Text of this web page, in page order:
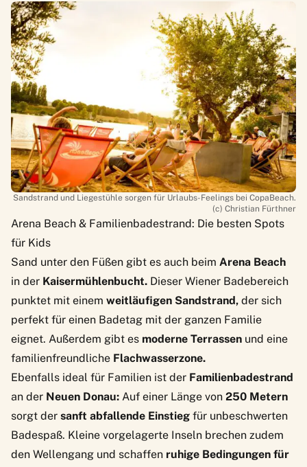
Sandstrand und Liegestühle sorgen für Urlaubs-Feelings bei CopaBeach.
(c) Christian Fürthner
Arena Beach & Familienbadestrand: Die besten Spots
für Kids
Sand unter den Füßen gibt es auch beim Arena Beach
in der Kaisermühlenbucht. Dieser Wiener Badebereich
punktet mit einem weitläufigen Sandstrand, der sich
perfekt für einen Badetag mit der ganzen Familie
eignet. Außerdem gibt es moderne Terrassen und eine
familienfreundliche Flachwasserzone.
Ebenfalls ideal für Familien ist der Familienbadestrand
an der Neuen Donau: Auf einer Länge von 250 Metern
sorgt der sanft abfallende Einstieg für unbeschwerten
Badespaß. Kleine vorgelagerte Inseln brechen zudem
den Wellengang und schaffen ruhige Bedingungen für